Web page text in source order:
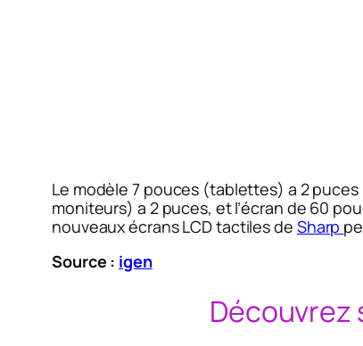
Le modèle 7 pouces (tablettes) a 2 puces
moniteurs) a 2 puces, et l’écran de 60
nouveaux écrans LCD tactiles de Sharp
Source : igen
Découvrez